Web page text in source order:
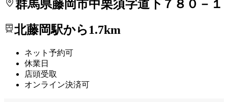
群馬県藤岡市中栗須字道下７８０－１
北藤岡駅から1.7km
ネット予約可
休業日
店頭受取
オンライン決済可